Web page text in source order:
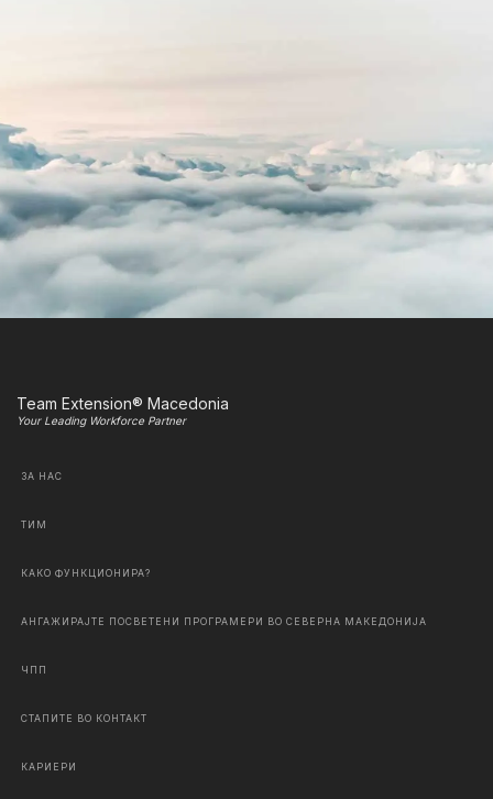
Team Extension® Macedonia
Your Leading Workforce Partner
ЗА НАС
ТИМ
КАКО ФУНКЦИОНИРА?
АНГАЖИРАЈТЕ ПОСВЕТЕНИ ПРОГРАМЕРИ ВО СЕВЕРНА МАКЕДОНИЈА
ЧПП
СТАПИТЕ ВО КОНТАКТ
КАРИЕРИ